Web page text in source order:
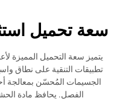
سعة تحميل
تطبيقات التنقية على نطاق
الجسيمات المُحسّن بمعالجة
الفصل. يحافظ مادة